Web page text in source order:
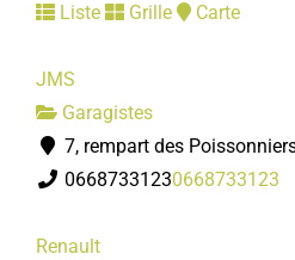
Liste Grille Carte
JMS
Garagistes
7, rempart des
06687331230668733123
Renault